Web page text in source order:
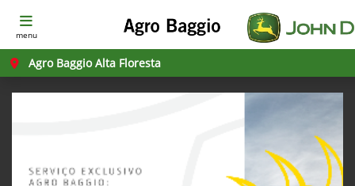
menu
Agro Baggio Alta Floresta